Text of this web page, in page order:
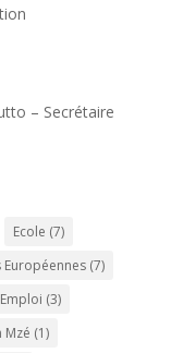
– Secrétaire
Ecole (7)
Européennes(7)
Emploi (3)
Mzé (1)